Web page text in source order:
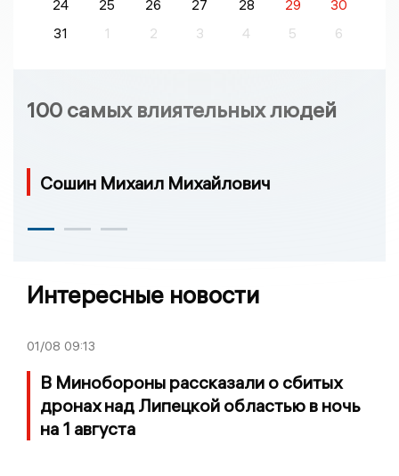
24
25 26 27 28 29
30
31
1 2 3 4 5 6
100 самых влиятельных людей
Сошин Михаил Михайлович
Интересные новости
01/08 09:13
В Минобороны рассказали о сбитых
дронах над Липецкой областью в ночь
на 1 августа